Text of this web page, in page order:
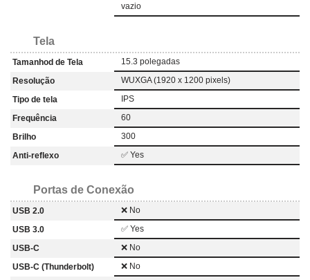
vazio
Tela
Tamanhod de Tela
15.3 polegadas
Resolução
WUXGA (1920 x 1200 pixels)
Tipo de tela
IPS
Frequência
60
Brilho
300
Anti-reflexo
✅ Yes
Portas de Conexão
USB 2.0
❌ No
USB 3.0
✅ Yes
USB-C
❌ No
USB-C (Thunderbolt)
❌ No